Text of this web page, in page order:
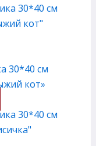
30*40 см
кот»